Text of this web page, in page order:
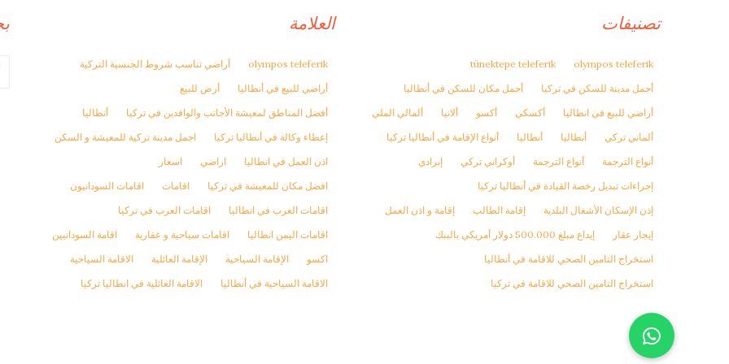
تصنيفات
olympos teleferik
tünektepe teleferik
أجمل مدينة للسكن في تركيا
أجمل مكان للسكن في أنطاليا
أراضي للبيع في انطاليا
أكسكي أكسو ألانيا
ألمالي الملي
ألماني تركي
أنطاليا أنطاليا
أنواع الإقامة في أنطاليا تركيا
أنواع الترجمة
أنواع الترجمة أوكراني تركي
إبرادي
إجراءات تبديل رخصة القيادة في أنطاليا تركيا
إذن الإسكان الأشغال البلدية
إقامة الطالب
إقامة و اذن العمل
إيجار عقار
إيداع مبلغ 500.000 دولار أمريكي بالبنك
استخراج التامين الصحي للاقامة في أنطاليا
استخراج التامين الصحي للاقامة في تركيا
العلامة
olympos teleferik
أراضي تناسب شروط الجنسية التركية
أراضي للبيع في أنطاليا
أرض للبيع
أفضل المناطق لمعيشة الأجانب والوافدين في تركيا
أنطاليا
إعطاء وكالة في أنطاليا تركيا
اجمل مدينة تركية للمعيشة و السكن
اذن العمل في انطاليا
اراضي
اسعار
افضل مكان للمعيشة في تركيا
اقامات
اقامات السودانيون
اقامات العرب في انطاليا
اقامات العرب في تركيا
اقامات اليمن انطاليا
اقامات سياحية و عقارية
اقامة السودانيين
اكسو
الإقامة السياحية الإقامة العائلية
الاقامة السياحية
الاقامة السياحية في أنطاليا
الاقامة العائلية في انطاليا تركيا